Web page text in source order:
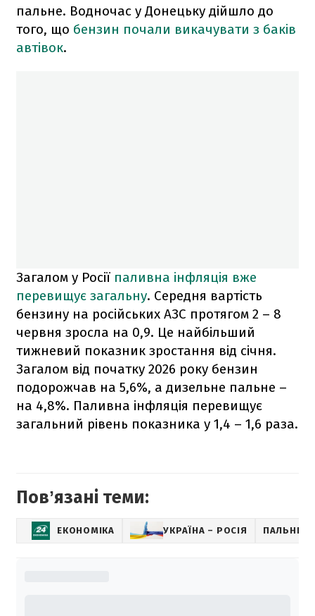
пальне. Водночас у Донецьку дійшло до
того, що бензин почали викачувати з баків
автівок.
Загалом у Росії паливна інфляція вже
перевищує загальну. Середня вартість
бензину на російських АЗС протягом 2 – 8
червня зросла на 0,9. Це найбільший
тижневий показник зростання від січня.
Загалом від початку 2026 року бензин
подорожчав на 5,6%, а дизельне пальне –
на 4,8%. Паливна інфляція перевищує
загальний рівень показника у 1,4 – 1,6 раза.
Повʼязані теми:
ЕКОНОМІКА УКРАЇНА – РОСІЯ ПАЛЬНЕ